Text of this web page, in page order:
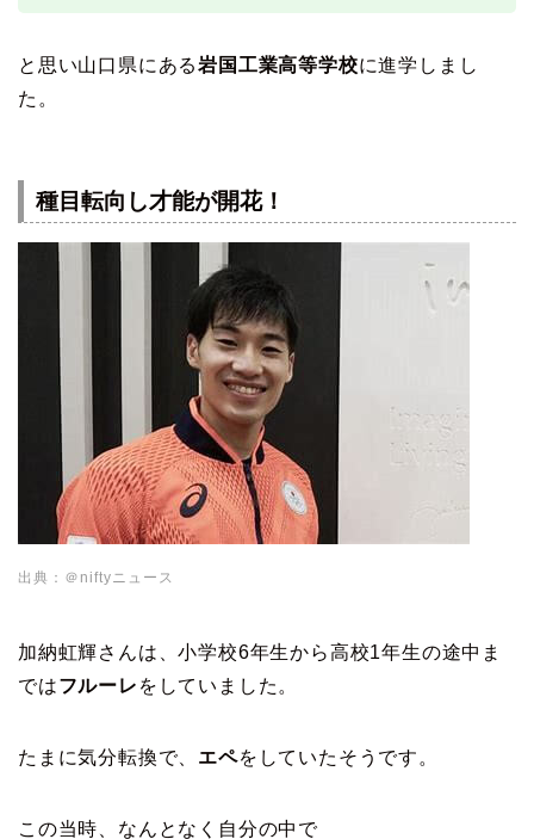
と思い山口県にある岩国工業高等学校に進学しまし
た。
種目転向し才能が開花！
出典：＠niftyニュース
加納虹輝さんは、小学校6年生から高校1年生の途中ま
ではフルーレ をしていました。
たまに気分転換で、 エペをしていたそうです。
この当時、なんとなく自分の中で